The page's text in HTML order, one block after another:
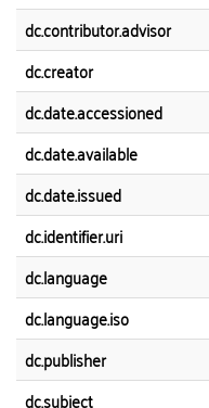
dc.contributor.advisor
dc.creator
dc.date.accessioned
dc.date.available
dc.date.issued
dc.identifier.uri
dc.language
dc.language.iso
dc.publisher
dc.subject